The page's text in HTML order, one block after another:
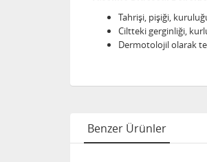
Tahrişi, pişiği,
Ciltteki gerginliği,
Dermotolojil olarak
Benzer Ürünler